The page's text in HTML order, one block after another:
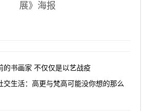
展》海报
的书画家 不仅仅是以艺战疫
交生活：高更与梵高可能没你想的那么